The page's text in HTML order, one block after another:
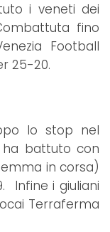
i veneti dei
fino
Football
25-20.
lo stop nel
ha battuto con
in corsa)
Infine i giuliani
Terraferma